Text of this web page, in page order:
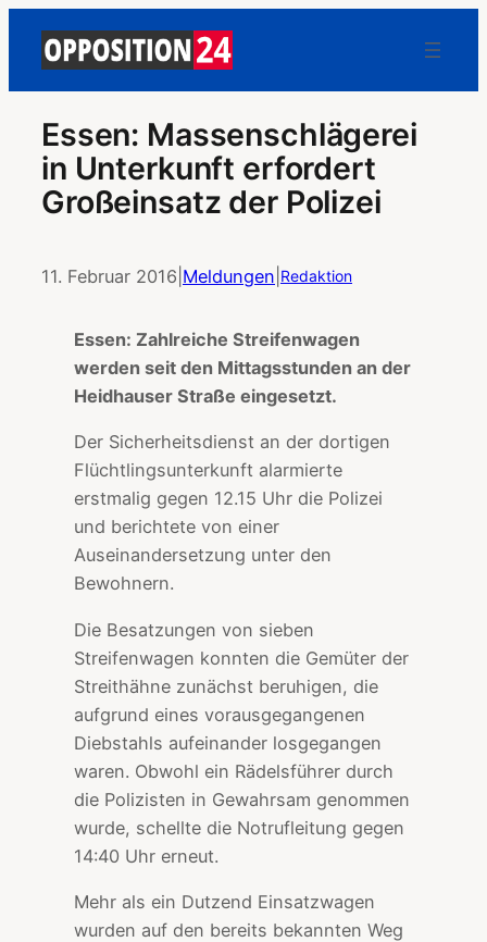
Essen: Massenschlägerei
in Unterkunft erfordert
Großeinsatz der Polizei
11. Februar 2016 Meldungen Redaktion
Essen: Zahlreiche Streifenwagen
werden seit den Mittagsstunden an der
Heidhauser Straße eingesetzt.
Der Sicherheitsdienst an der dortigen
Flüchtlingsunterkunft alarmierte
erstmalig gegen 12.15 Uhr die Polizei
und berichtete von einer
Auseinandersetzung unter den
Bewohnern.
Die Besatzungen von sieben
Streifenwagen konnten die Gemüter der
Streithähne zunächst beruhigen, die
aufgrund eines vorausgegangenen
Diebstahls aufeinander losgegangen
waren. Obwohl ein Rädelsführer durch
die Polizisten in Gewahrsam genommen
wurde, schellte die Notrufleitung gegen
14:40 Uhr erneut.
Mehr als ein Dutzend Einsatzwagen
wurden auf den bereits bekannten Weg